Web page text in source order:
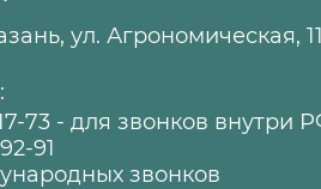
ул. Агрономическая, 11
73 - для звонков внутри
91
звонков